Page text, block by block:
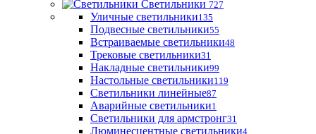
Светильники 727
Уличные светильники135
Подвесные светильники55
Встраиваемые светильники48
Трековые светильники31
Накладные светильники99
Настольные светильники119
Светильники линейные87
Аварийные светильники1
Светильники для армстронг31
Люминесцентные светильники4